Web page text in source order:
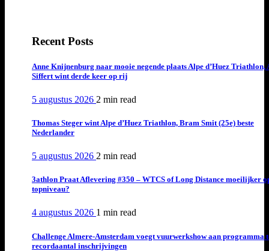
Recent Posts
Anne Knijnenburg naar mooie negende plaats Alpe d’Huez Triathlon,
Siffert wint derde keer op rij
5 augustus 2026 2 min read
Thomas Steger wint Alpe d’Huez Triathlon, Bram Smit (25e) beste
Nederlander
5 augustus 2026 2 min read
3athlon Praat Aflevering #350 – WTCS of Long Distance moeilijker
topniveau?
4 augustus 2026 1 min read
Challenge Almere-Amsterdam voegt vuurwerkshow aan programma
recordaantal inschrijvingen